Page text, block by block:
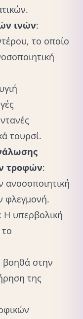
ινών:
το οποίο
τουρσί.
τροφών:
φλεγμονή.
: Η υπερβολική
βοηθά στην
της